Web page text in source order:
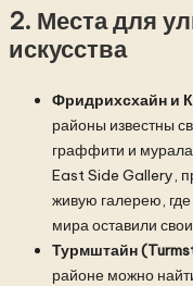
2. Места для
искусства
Фридрихсхайн и
районы известны
граффити и
East Side Gallery,
живую галерею, где
мира оставили
Турмштайн
районе можно